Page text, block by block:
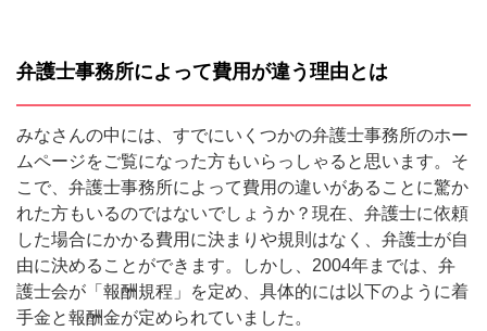
弁護士事務所によって費用が違う理由とは
みなさんの中には、すでにいくつかの弁護士事務所のホー
ムページをご覧になった方もいらっしゃると思います。そ
こで、弁護士事務所によって費用の違いがあることに驚か
れた方もいるのではないでしょうか？現在、弁護士に依頼
した場合にかかる費用に決まりや規則はなく、弁護士が自
由に決めることができます。しかし、2004年までは、弁
護士会が「報酬規程」を定め、具体的には以下のように着
手金と報酬金が定められていました。